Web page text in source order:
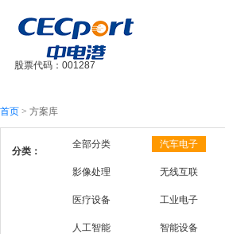
股票代码：001287
首页 > 方案库
分类：
全部分类 汽车电子
影像处理 无线互联
医疗设备 工业电子
人工智能 智能设备